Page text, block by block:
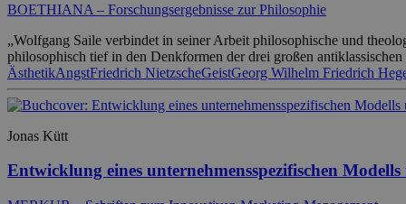
BOETHIANA – Forschungsergebnisse zur Philosophie
„Wolfgang Saile verbindet in seiner Arbeit philosophische und
philosophisch tief in den Denkformen der drei großen
ÄsthetikAngstFriedrich NietzscheGeistGeorg Wilhelm Friedrich
Jonas Kütt
Entwicklung eines unternehmensspezifischen